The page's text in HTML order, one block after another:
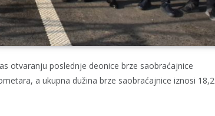
otvaranju poslednje deonice brze saobraćajnice
a ukupna dužina brze saobraćajnice iznosi 18,2